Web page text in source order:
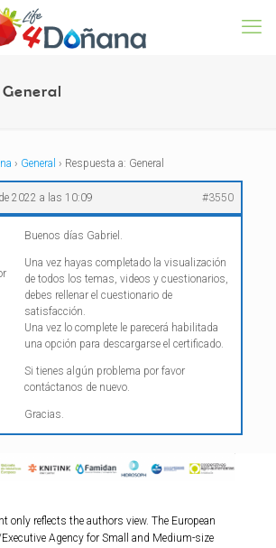
› General › Respuesta a: General
2022 a las 10:09 #3550
Buenos días Gabriel.
Una vez hayas completado la visualización
de todos los temas, videos y cuestionarios,
debes rellenar el cuestionario de
satisfacción.
Una vez lo complete le parecerá habilitada
una opción para descargarse el certificado.
Si tienes algún problema por favor
contáctanos de nuevo.
Gracias.
only reflects the authors view. The European
Agency for Small and Medium-size